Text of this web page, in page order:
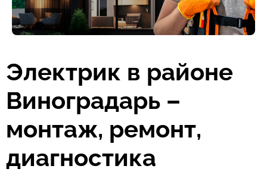
Электрик в районе
Виноградарь –
монтаж, ремонт,
диагностика